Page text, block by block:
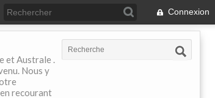
Connexion
et Australe .
Nous y
recourant